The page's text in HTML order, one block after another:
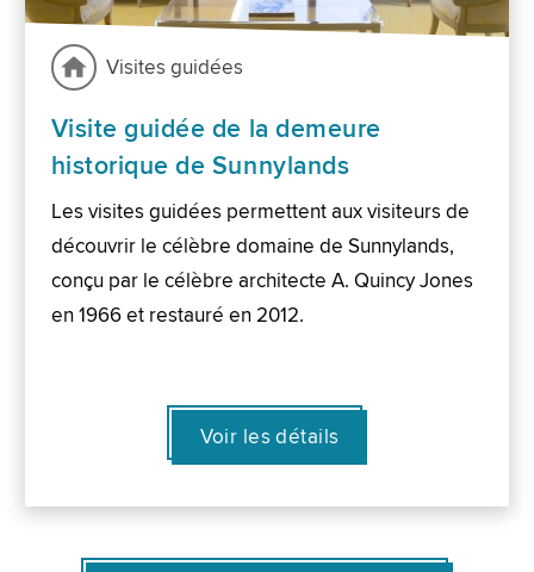
Visites guidées
Visite guidée de la demeure
historique de Sunnylands
Les visites guidées permettent aux visiteurs de
découvrir le célèbre domaine de Sunnylands,
conçu par le célèbre architecte A. Quincy Jones
en 1966 et restauré en 2012.
Voir les détails